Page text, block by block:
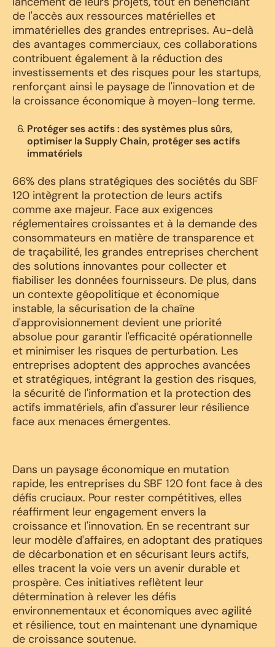
de l'accès aux ressources matérielles et
immatérielles des grandes entreprises. Au-delà
des avantages commerciaux, ces collaborations
contribuent également à la réduction des
investissements et des risques pour les startups,
renforçant ainsi le paysage de l'innovation et de
la croissance économique à moyen-long terme.
Protéger ses actifs : des systèmes plus sûrs,
optimiser la Supply Chain, protéger ses actifs
immatériels
66% des plans stratégiques des sociétés du SBF
120 intègrent la protection de leurs actifs
comme axe majeur. Face aux exigences
réglementaires croissantes et à la demande des
consommateurs en matière de transparence et
de traçabilité, les grandes entreprises cherchent
des solutions innovantes pour collecter et
fiabiliser les données fournisseurs. De plus, dans
un contexte géopolitique et économique
instable, la sécurisation de la chaîne
d'approvisionnement devient une priorité
absolue pour garantir l'efficacité opérationnelle
et minimiser les risques de perturbation. Les
entreprises adoptent des approches avancées
et stratégiques, intégrant la gestion des risques,
la sécurité de l'information et la protection des
actifs immatériels, afin d'assurer leur résilience
face aux menaces émergentes.
Dans un paysage économique en mutation
rapide, les entreprises du SBF 120 font face à des
défis cruciaux. Pour rester compétitives, elles
réaffirment leur engagement envers la
croissance et l'innovation. En se recentrant sur
leur modèle d'affaires, en adoptant des pratiques
de décarbonation et en sécurisant leurs actifs,
elles tracent la voie vers un avenir durable et
prospère. Ces initiatives reflètent leur
détermination à relever les défis
environnementaux et économiques avec agilité
et résilience, tout en maintenant une dynamique
de croissance soutenue.